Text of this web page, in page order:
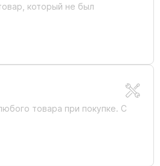
который не был
товара при покупке. С